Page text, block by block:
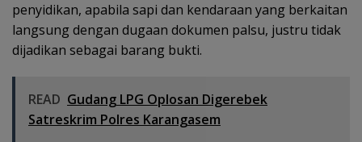
penyidikan, apabila sapi dan kendaraan yang berkaitan
langsung dengan dugaan dokumen palsu, justru tidak
dijadikan sebagai barang bukti.
READ Gudang LPG Oplosan Digerebek
Satreskrim Polres Karangasem